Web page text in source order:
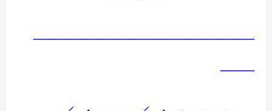
—————————————
——